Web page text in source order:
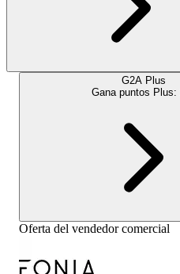
G2A Plus
Gana puntos Plus:
Oferta del vendedor comercial